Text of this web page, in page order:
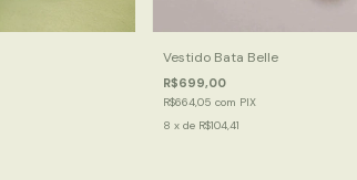
Vestido Bata Belle
R$699,00
R$664,05com PIX
8 x de R$104,41